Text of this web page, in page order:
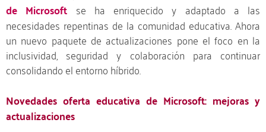
de Microsoft se ha enriquecido y adaptado a las
necesidades repentinas de la comunidad educativa. Ahora
un nuevo paquete de actualizaciones pone el foco en la
inclusividad, seguridad y colaboración para continuar
consolidando el entorno híbrido.
Novedades oferta educativa de Microsoft: mejoras y
actualizaciones